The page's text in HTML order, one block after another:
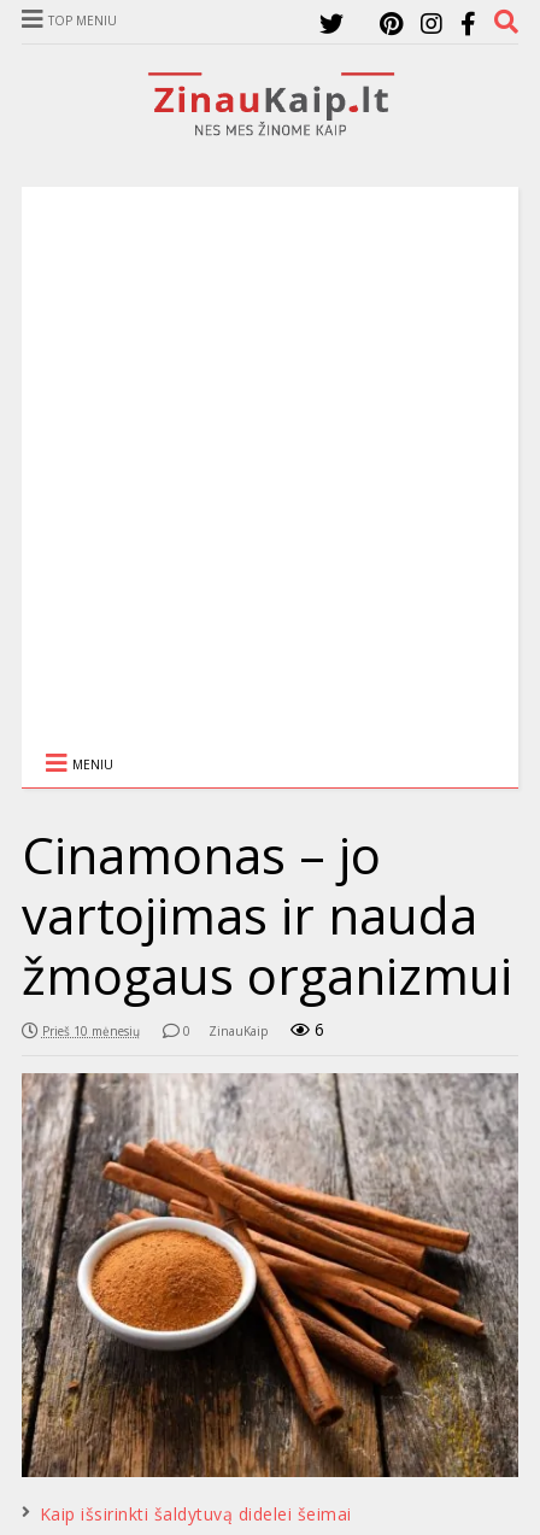
TOP MENIU
MENIU
Cinamonas – jo
vartojimas ir nauda
žmogaus organizmui
Prieš 10 mėnesių 0 ZinauKaip 6
Kaip išsirinkti šaldytuvą didelei šeimai